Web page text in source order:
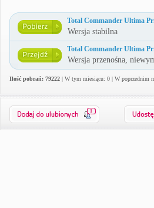
Total Commander Ultima
Wersja stabilna
Total Commander Ultima
Wersja przenośna,
Ilość pobrań: 79222 | W tym miesiącu: 0 | W poprzednim
1